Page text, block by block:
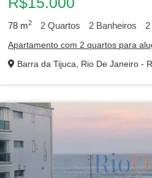
78 m2 2 Quartos 2 Banheiros 2
Apartamento com 2 quartos para
Barra da Tijuca, Rio De Janeiro -